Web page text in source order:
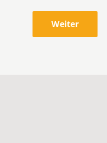
Weiter